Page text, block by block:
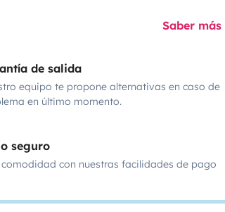
Saber más
de salida
equipo te propone alternativas en caso de
en último momento.
seguro
comodidad con nuestras facilidades de pago